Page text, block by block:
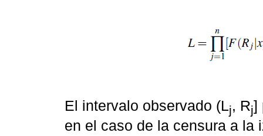
El intervalo observado (L j, Rj]
en el caso de la censura a la